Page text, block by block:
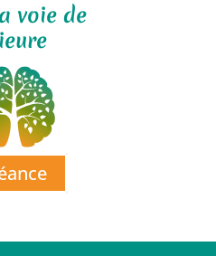
voie de